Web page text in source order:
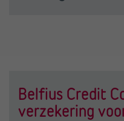
Belfius Credit
verzekering